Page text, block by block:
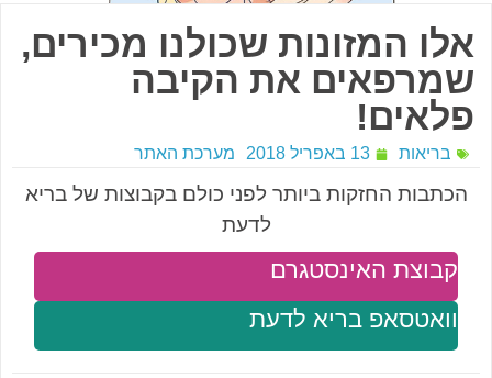
אלו המזונות שכולנו מכירים,
שמרפאים את הקיבה
פלאים!
בריאות 13 באפריל 2018 מערכת האתר
הכתבות החזקות ביותר לפני כולם בקבוצות של בריא
לדעת
וואטסאפ בריא לדעת
קבוצת האינסטגרם